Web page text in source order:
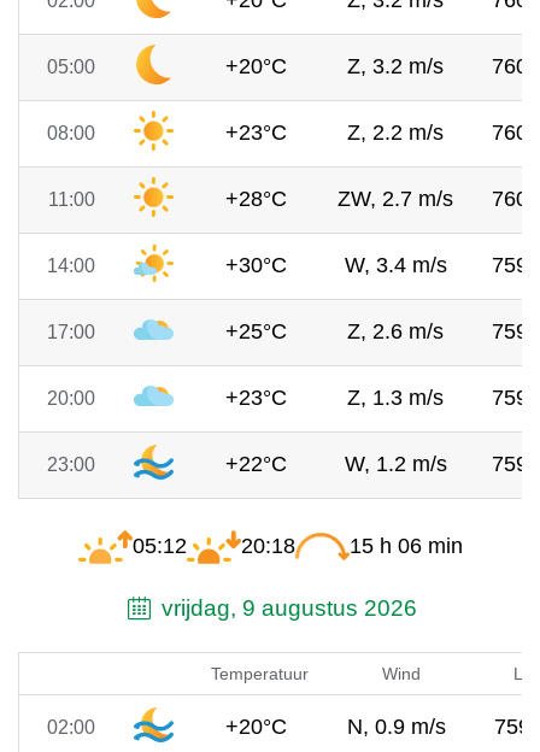
05:00 +20°C Z, 3.2 m/s 760
08:00 +23°C Z, 2.2 m/s 760
11:00 +28°C ZW, 2.7 m/s 760
14:00 +30°C W, 3.4 m/s 759
17:00 +25°C Z, 2.6 m/s 759
20:00 +23°C Z, 1.3 m/s 759
23:00 +22°C W, 1.2 m/s 759
05:12 20:18 15 h 06 min
vrijdag, 9 augustus 2026
Temperatuur Wind
02:00 +20°C N, 0.9 m/s 759